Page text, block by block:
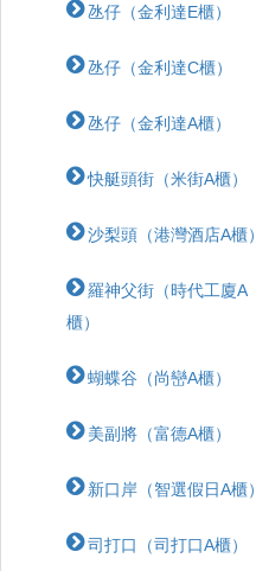
氹仔（金利達E櫃）
氹仔（金利達C櫃）
氹仔（金利達A櫃）
快艇頭街（米街A櫃）
沙梨頭（港灣酒店A櫃）
羅神父街（時代工廈A
櫃）
蝴蝶⾕（尚巒A櫃）
美副將（富德A櫃）
新口岸（智選假日A櫃）
司打口（司打口A櫃）